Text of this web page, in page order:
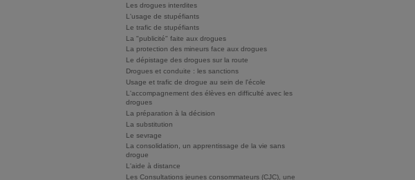
Les drogues interdites
L'usage de stupéfiants
Le trafic de stupéfiants
La "publicité" faite aux drogues
La protection des mineurs face aux drogues
Le dépistage des drogues sur la route
Drogues et conduite : les sanctions
Usage et trafic de drogue au sein de l'école
L'accompagnement des élèves en difficulté avec les
drogues
La préparation à la décision
La substitution
Le sevrage
La consolidation, un apprentissage de la vie sans
drogue
L'aide à distance
Les Consultations jeunes consommateurs (CJC), une